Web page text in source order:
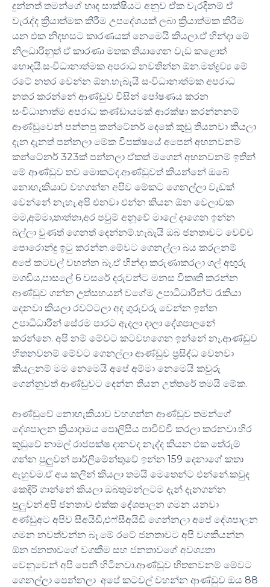
දුන්නත් තමන්ගේ හෘද සාක්ෂියට අනුව ඒක වැරදිනම් ඒ
වැරැද්ද ක්‍රියාත්මක කිරීම උපදේශයක් ලබා ක්‍රියාත්මක කිරීම
යන එක නිදහසට කාරණයක් නෙමෙයි කියලා.ඒ හින්දා මේ
නිලධාරිනුත් ඒ කාරණා මතක තියාගෙන වැඩ කළොත්
හොදයි.සංවිධානාත්මක අපරාධ නවතින්න ඕන.මත්ද්‍රව්‍ය මේ
රටේ නතර වෙන්න ඕන.හැබැයි සංවිධානාත්මක අපරාධ
නතර කරන්නේ ආණ්ඩුව විසින් පෝෂණය කරන
සංවිධානාත්ම අපරාධ කණ්ඩායමක් ආරක්ෂා කරන්නනම්
ආණ්ඩුවෙන් පන්නපු කන්ටේනර් දෙකේ කුඩු තියනවා කියලා
දැන දැනත් පන්නලා මේක විපක්ෂයේ අපෙන් අහනවනම්
කන්ටේනර් 323ක් පන්නලා ඒකත් මගෙන් අහනවනම් ඉතින්
මේ ආණ්ඩුව තව මොකටද.ආණ්ඩුවත් කියන්නේ ඔබේ
නොහැකියාව වහගන්න අපිව මේකට ගෙනල්ලා වැඩක්
වෙන්නේ නැහැ.අපි එනවා එන්න කියන ඕන වෙලාවක
මම,අම්මා,තාත්තා,අර පවුම් අනූවේ මාලේ දාගෙන ඉන්න
බල්ලා වුණත් ගෙනත් දෙන්නම්.හැබැයි ඔබ ජනතාවට වෙච්ච
පොරොන්දු ඉටු කරන්න.මේවට ගෙනල්ලා බය කරලනම්
අපේ කටවල් වහන්න බෑ.ඒ හින්දා කරුණාකරලා ගල් අඟුරු
මගඩිය,පාසලේ 6 වසරේ දරුවන්ට මනස විකෘති කරන්න
ආණ්ඩුව ගන්න උත්සහයන් වගේම උපාධිධාරින්ට රැකියා
දෙනවා කියලා රවට්ටලා අද ගුරුවරු වෙන්න ඉන්න
උපාධිධාරීන් සේරම පාරට ඇදලා දාලා දේශපාලනේ
කරන්නෙ. අපි නම් මේවට කටවහගෙන ඉන්නේ නෑ.ආණ්ඩුව
හිතනවනම් මේවට ගෙනල්ලා ආණ්ඩුව ප්‍රසිද්ධ වෙනවා
කියලනම් මම නෙමෙයි අපේ අම්මා නෙමෙයි කවුරු
ගෙන්නුවත් ආණ්ඩුවට දෙන්න තියන උත්තරේ තමයි මේක.
ආණ්ඩුවේ නොහැකියාව වහගන්න ආණ්ඩුව තමන්ගේ
දේශපාලන ක්‍රියාදාමය පොලිසිය පාවිච්චි කරලා කරනවා.හිර
කූඩුවේ නාමල් රාජපක්ෂ දානවද නැද්ද කියන එක තේරුම්
ගන්න පුලුවන් පාර්ලිමේන්තුවේ ඉන්න 159 දෙනාගේ කතා
ඇහුවම.ඒ අය කලින් කියලා තමයි මෙතෙන්ට එන්නේ.කවුද
කෙදිරි ගාන්නේ කියලා ඔබතුමන්ලටම දැන් දැනගන්න
පුලුවන්.අපි ජනතාව එක්ක දේශපාලන ගමන යනවා
අණ්ඩුඅට අපිව සීඅයිඩී,එෆ්සීඅයිඩී ගෙන්නලා අපේ දේශපාලන
ගමන නවත්වන්න බෑ.මේ රටේ ජනතාවට අපි වගකියන්න
ඕන ජනතාවගේ වගකීම සහ ජනතාවගේ අවශ්‍යතා
වෙනුවෙන් අපි පෙනී හිටිනවා.ආණ්ඩුව හිතනවනම් මේවට
ගෙනල්ලා පෙන්නලා අපේ කටවල් වහන්න ආණ්ඩුව ඔය 88